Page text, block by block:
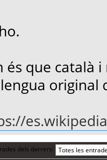
és que català
dels darrers: